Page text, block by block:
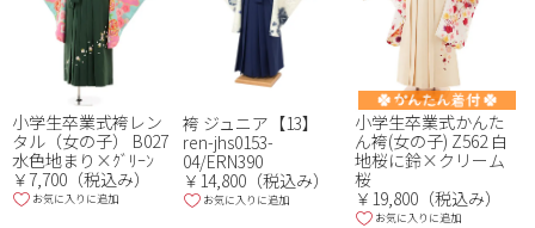
袴の色
※複数選択可
小学生卒業式袴レン
タル（女の子） B027
水色地まり×ｸﾞﾘｰﾝ
￥7,700（税込み）
お気に入りに追加
袴 ジュニア【13】
ren-jhs0153-
04/ERN390
￥14,800（税込み）
お気に入りに追加
小学生卒業式かんた
ん袴(女の子) Z562 白
地桜に鈴×クリーム
桜
￥19,800（税込み）
お気に入りに追加